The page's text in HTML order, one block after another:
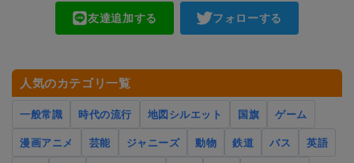
友達追加する フォローする
人気のカテゴリ一覧
一般常識 時代の流行 地図シルエット 国旗
ゲーム
漫画アニメ
芸能 ジャニーズ 動物 鉄道 バス
英語